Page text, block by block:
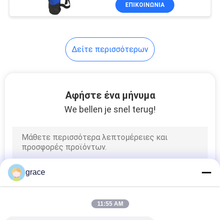
ΈΛΕΓΧΟΣ
ΕΙΔΉΣΕΙΣ
ΠΕΡΙΠΤΏΣΕΙΣ
Όργανο ερευνών
Όργανα και
εξαρτήματα λέιζερ
ΕΠΙΚΟΙΝΩΝΊΑ
Δείτε περισσότερων
Αφήστε ένα μήνυμα
We bellen je snel terug!
grace
11:55 AM